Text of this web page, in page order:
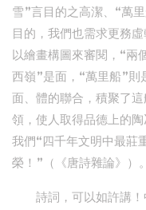
雪”言目的之高潔、“萬
目的，我們也需求更務
以繪畫構圖來審閱，“兩
西嶺”是面，“萬里船”則
面、體的聯合，積聚了
領，使人取得品德上的
我們“四千年文明中最莊
榮！”（《唐詩雜論》）。
詩詞，可以如許講